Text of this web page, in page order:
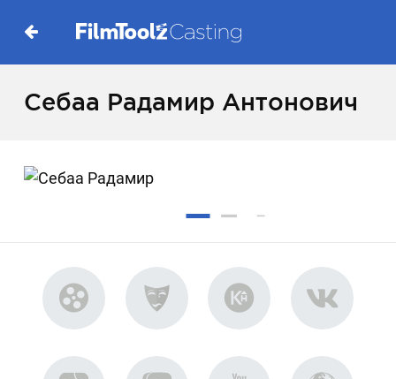
Себаа Радамир Антонович